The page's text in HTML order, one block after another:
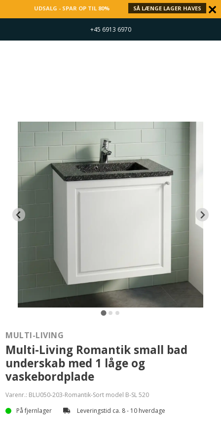
UDSALG - SPAR OP TIL 80% SÅ LÆNGE LAGER HAVES
+45 6913 6970
MULTI-LIVING
Multi-Living Romantik small bad
underskab med 1 låge og
vaskebordplade
Varenr.: BLU050-203-Romantik-Sort model B-SL 520
På fjernlager
Leveringstid ca. 8 - 10 hverdage